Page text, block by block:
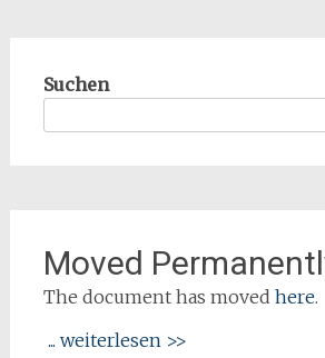
Suchen
Moved
The document has moved here.
... weiterlesen >>